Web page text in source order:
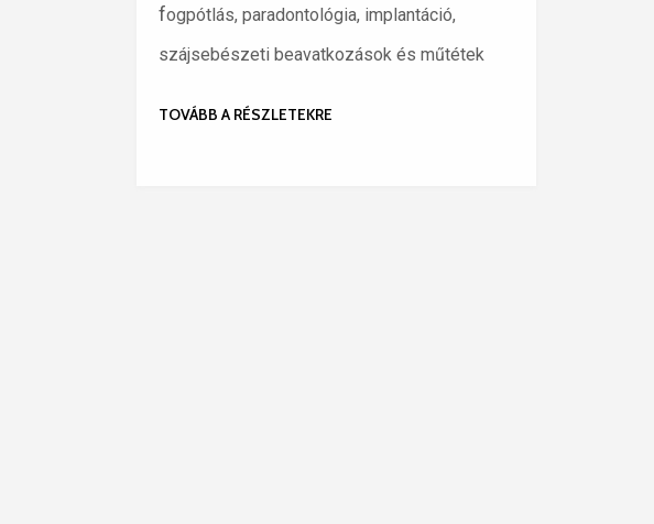
fogpótlás, paradontológia, implantáció,
szájsebészeti beavatkozások és műtétek
TOVÁBB A RÉSZLETEKRE